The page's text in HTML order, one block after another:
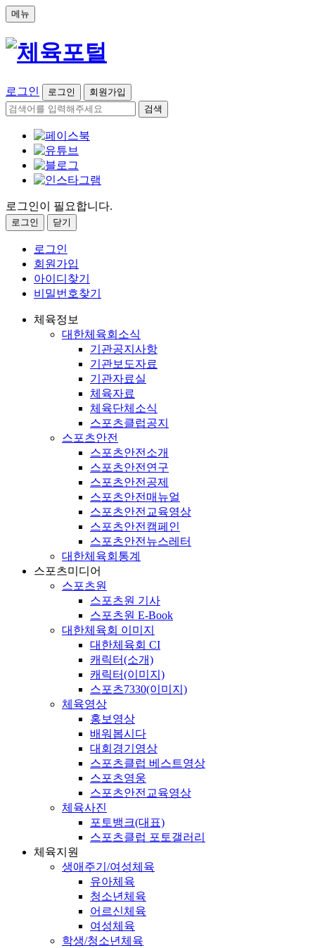
메뉴
로그인 로그인
회원가입
검색
로그인이 필요합니다.
로그인 닫기
로그인
회원가입
아이디찾기
비밀번호찾기
체육정보
대한체육회소식
기관공지사항
기관보도자료
기관자료실
체육자료
체육단체소식
스포츠클럽공지
스포츠안전
스포츠안전소개
스포츠안전연구
스포츠안전공제
스포츠안전매뉴얼
스포츠안전교육영상
스포츠안전캠페인
스포츠안전뉴스레터
대한체육회통계
스포츠미디어
스포츠원
스포츠원 기사
스포츠원 E-Book
대한체육회 이미지
대한체육회 CI
캐릭터(소개)
캐릭터(이미지)
스포츠7330(이미지)
체육영상
홍보영상
배워봅시다
대회경기영상
스포츠클럽 베스트영상
스포츠영웅
스포츠안전교육영상
체육사진
포토뱅크(대표)
스포츠클럽 포토갤러리
체육지원
생애주기/여성체육
유아체육
청소년체육
어르신체육
여성체육
학생/청소년체육